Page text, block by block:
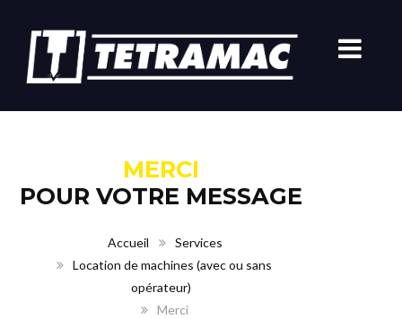
MERCI
POUR VOTRE MESSAGE
Accueil
Services
Location de machines (avec ou sans
opérateur)
Merci